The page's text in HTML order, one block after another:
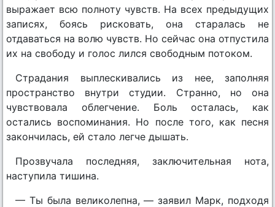
выражает всю полноту чувств. На всех предыдущих
записях, боясь рисковать, она старалась не
отдаваться на волю чувств. Но сейчас она отпустила
их на свободу и голос лился свободным потоком.
Страдания выплескивались из нее, заполняя
пространство внутри студии. Странно, но она
чувствовала облегчение. Боль осталась, как
остались воспоминания. Но после того, как песня
закончилась, ей стало легче дышать.
Прозвучала последняя, заключительная нота,
наступила тишина.
— Ты была великолепна, — заявил Марк, подходя